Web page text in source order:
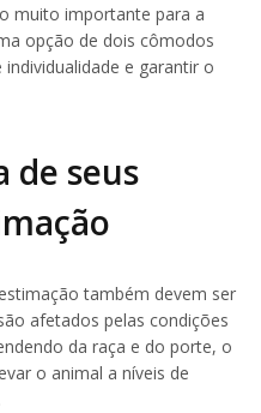
muito importante para a
opção de dois cômodos
e garantir o
de seus
também devem ser
afetados pelas condições
da raça e do porte, o
o animal a níveis de